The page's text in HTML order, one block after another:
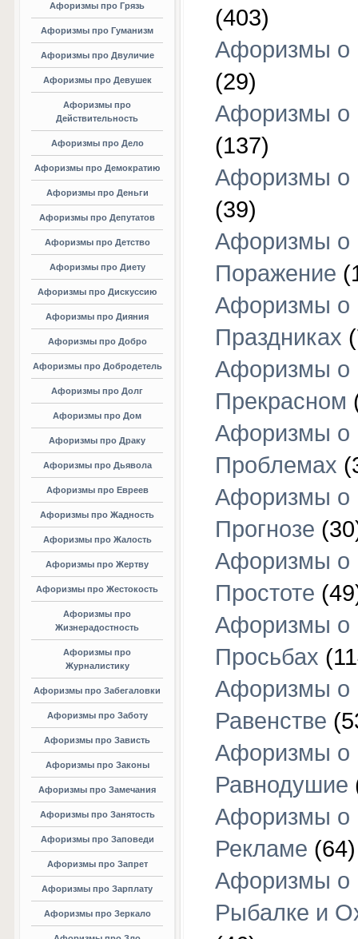
Афоризмы про Грязь
Афоризмы про Гуманизм
Афоризмы про Двуличие
Афоризмы про Девушек
Афоризмы про
Действительность
Афоризмы про Дело
Афоризмы про Демократию
Афоризмы про Деньги
Афоризмы про Депутатов
Афоризмы про Детство
Афоризмы про Диету
Афоризмы про Дискуссию
Афоризмы про Дияния
Афоризмы про Добро
Афоризмы про Добродетель
Афоризмы про Долг
Афоризмы про Дом
Афоризмы про Драку
Афоризмы про Дьявола
Афоризмы про Евреев
Афоризмы про Жадность
Афоризмы про Жалость
Афоризмы про Жертву
Афоризмы про Жестокость
Афоризмы про
Жизнерадостность
Афоризмы про
Журналистику
Афоризмы про Забегаловки
Афоризмы про Заботу
Афоризмы про Зависть
Афоризмы про Законы
Афоризмы про Замечания
Афоризмы про Занятость
Афоризмы про Заповеди
Афоризмы про Запрет
Афоризмы про Зарплату
Афоризмы про Зеркало
(403)
Афоризмы о
(29)
Афоризмы о
(137)
Афоризмы о
(39)
Афоризмы о
Поражение
Афоризмы о
Праздниках
Афоризмы о
Прекрасном
Афоризмы о
Проблемах
Афоризмы о
Прогнозе
Афоризмы о
Простоте
Афоризмы о
Просьбах
Афоризмы о
Равенстве
Афоризмы о
Равнодушие
Афоризмы о
Рекламе (64)
Афоризмы о
Рыбалке и